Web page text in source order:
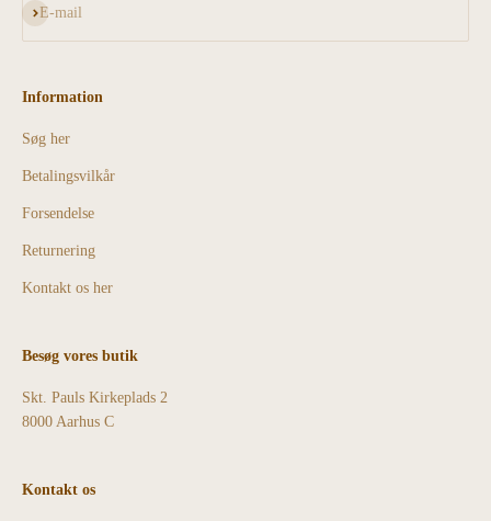
E-mail
Abonnér
Information
Søg her
Betalingsvilkår
Forsendelse
Returnering
Kontakt os her
Besøg vores butik
Skt. Pauls Kirkeplads 2
8000 Aarhus C
Kontakt os